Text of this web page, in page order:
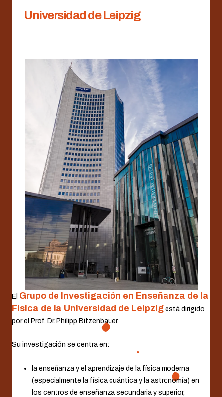
Universidad de Leipzig
El Grupo de Investigación en Enseñanza de la
Física de la Universidad de Leipzig está dirigido
por el Prof. Dr. Philipp Bitzenbauer.
Su investigación se centra en:
la enseñanza y el aprendizaje de la física moderna
(especialmente la física cuántica y la astronomía) en
los centros de enseñanza secundaria y superior,